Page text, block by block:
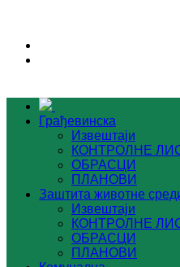
Грађевинска
Извештаји
КОНТРОЛНЕ
ОБРАСЦИ
ПЛАНОВИ
Заштита животне
Извештаји
КОНТРОЛНЕ
ОБРАСЦИ
ПЛАНОВИ